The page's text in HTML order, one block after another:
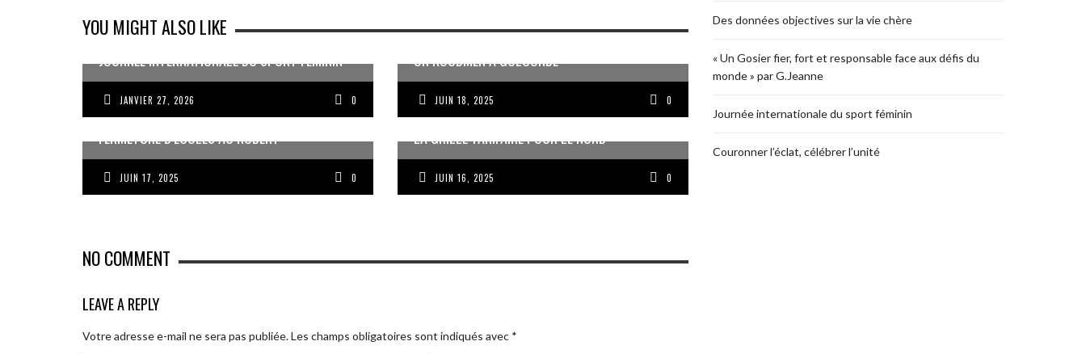
YOU MIGHT ALSO LIKE
JOURNÉE INTERNATIONALE DU SPORT FÉMININ
JANVIER 27, 2026 0
UN KOUDMEN À GOLCONDE
JUIN 18, 2025 0
FERMETURE D’ÉCOLES AU ROBERT
JUIN 17, 2025 0
LA GRILLE TARIFAIRE POUR LE NORD
JUIN 16, 2025 0
NO COMMENT
LEAVE A REPLY
Votre adresse e-mail ne sera pas publiée.Les champs obligatoires sont indiqués avec *
Des données objectives sur la vie chère
« Un Gosier fier, fort et responsable face aux défis du
monde » par G.Jeanne
Journée internationale du sport féminin
Couronner l’éclat, célébrer l’unité